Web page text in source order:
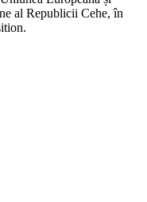
al Republicii Cehe, în